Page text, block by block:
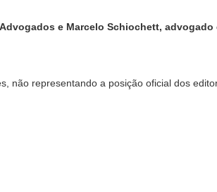
e Marcelo Schiochett,
não representando a posição oficial dos